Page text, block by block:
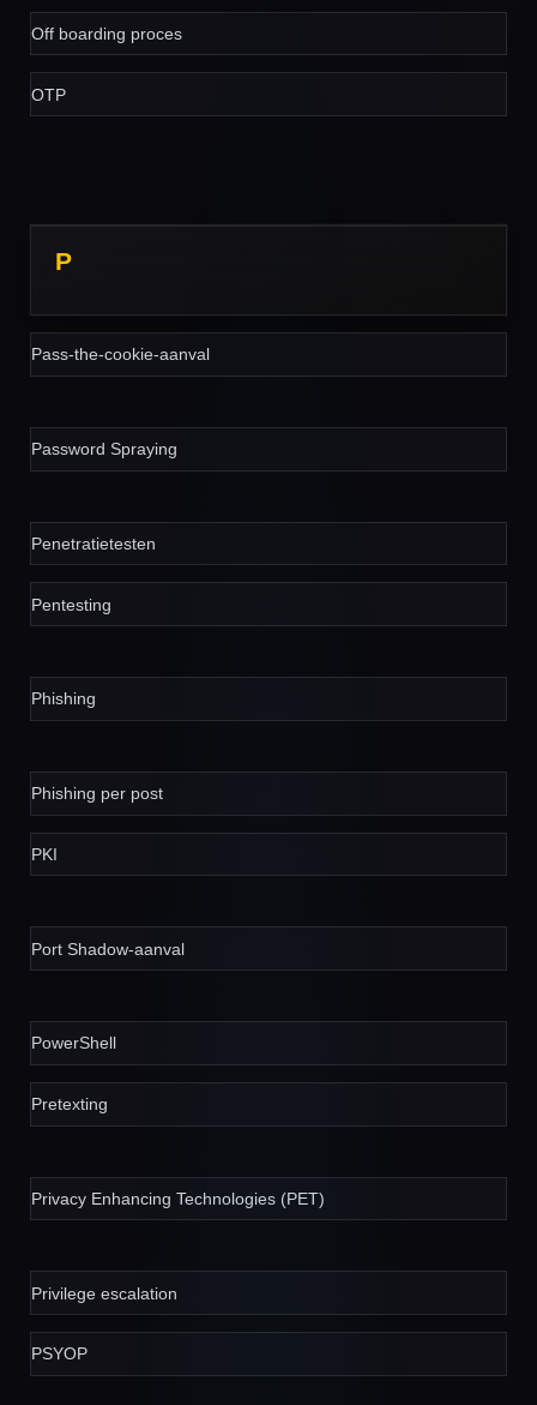
Off boarding proces
OTP
P
Pass-the-cookie-aanval
Password Spraying
Penetratietesten
Pentesting
Phishing
Phishing per post
PKI
Port Shadow-aanval
PowerShell
Pretexting
Privacy Enhancing Technologies (PET)
Privilege escalation
PSYOP